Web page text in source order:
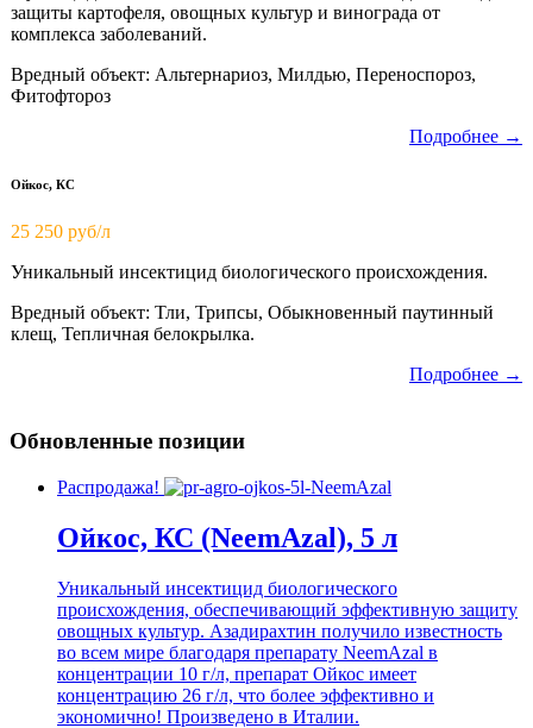
защиты картофеля, овощных культур и винограда от
комплекса заболеваний.
Вредный объект: Альтернариоз, Милдью, Переноспороз,
Фитофтороз
Подробнее →
Ойкос, КС
25 250 руб/л
Уникальный инсектицид биологического происхождения.
Вредный объект: Тли, Трипсы, Обыкновенный паутинный
клещ, Тепличная белокрылка.
Подробнее →
Обновленные позиции
Распродажа!
Ойкос, КС (NeemAzal), 5 л
Уникальный инсектицид биологического
происхождения, обеспечивающий эффективную защиту
овощных культур. Азадирахтин получило известность
во всем мире благодаря препарату NeemAzal в
концентрации 10 г/л, препарат Ойкос имеет
концентрацию 26 г/л, что более эффективно и
экономично! Произведено в Италии.